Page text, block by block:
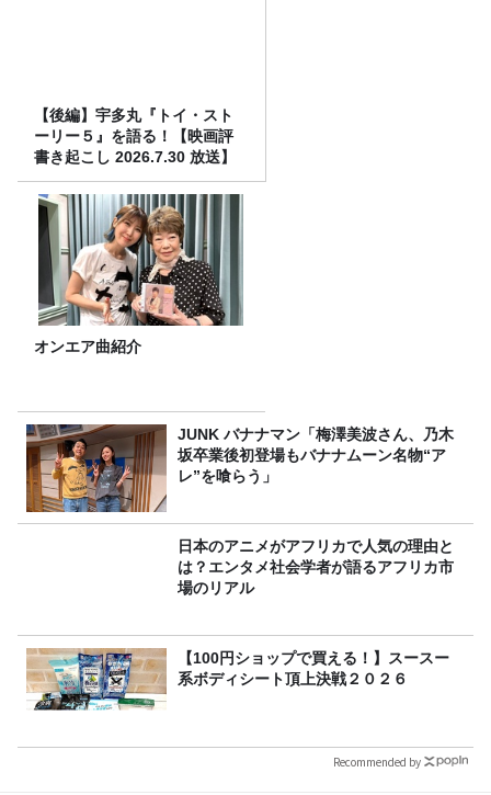
【後編】宇多丸『トイ・スト
ーリー５』を語る！【映画評
書き起こし 2026.7.30 放送】
オンエア曲紹介
JUNK バナナマン「梅澤美波さん、乃木
坂卒業後初登場もバナナムーン名物“ア
レ”を喰らう」
日本のアニメがアフリカで人気の理由と
は？エンタメ社会学者が語るアフリカ市
場のリアル
【100円ショップで買える！】スースー
系ボディシート頂上決戦２０２６
Recommended by